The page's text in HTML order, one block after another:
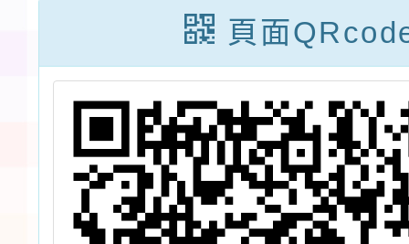
莪行適應體育徵
文競賽」簡章
頁面